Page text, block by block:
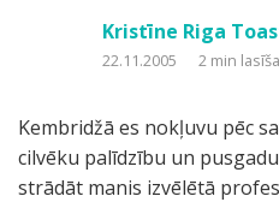
Kristīne Riga
22.11.2005 2 min
Kembridžā es nokļuvu pēc
cilvēku palīdzību un
strādāt manis izvēlētā